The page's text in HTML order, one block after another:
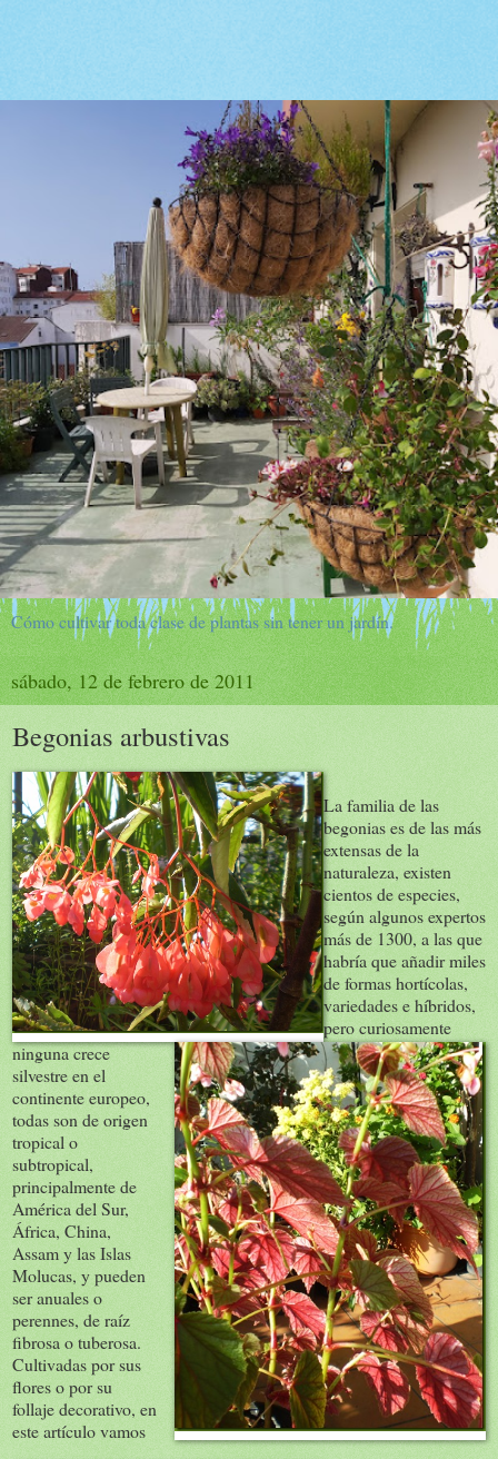
Cómo cultivar toda clase de plantas sin tener un jardín.
sábado, 12 de febrero de 2011
Begonias arbustivas
La familia de las
begonias es de las más
extensas de la
naturaleza, existen
cientos de especies,
según algunos expertos
más de 1300, a las que
habría que añadir miles
de formas hortícolas,
variedades e híbridos,
pero curiosamente
ninguna crece
silvestre en el
continente europeo,
todas son de origen
tropical o
subtropical,
principalmente de
América del Sur,
África, China,
Assam y las Islas
Molucas, y pueden
ser anuales o
perennes, de raíz
fibrosa o tuberosa.
Cultivadas por sus
flores o por su
follaje decorativo, en
este artículo vamos